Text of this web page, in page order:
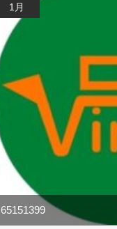
1月
65151399